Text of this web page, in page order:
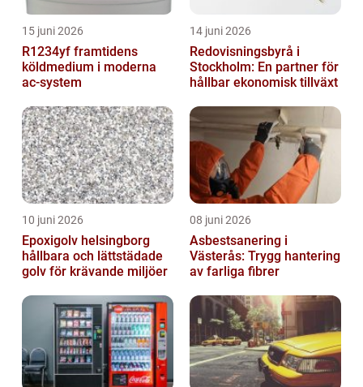
15 juni 2026
R1234yf framtidens
köldmedium i moderna
ac-system
14 juni 2026
Redovisningsbyrå i
Stockholm: En partner för
hållbar ekonomisk tillväxt
10 juni 2026
Epoxigolv helsingborg
hållbara och lättstädade
golv för krävande miljöer
08 juni 2026
Asbestsanering i
Västerås: Trygg hantering
av farliga fibrer